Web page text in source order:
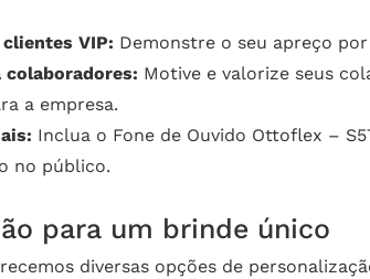
VIP: Demonstre o seu apreço
Motive e valorize seus
a empresa.
Inclua o Fone de Ouvido Ottoflex –
no público.
para um brinde único
diversas opções de